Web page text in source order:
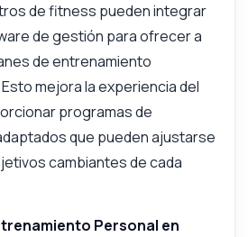
de fitness pueden integrar
de gestión para ofrecer a
de entrenamiento
mejora la experiencia del
programas de
que pueden ajustarse
cambiantes de cada
Personal en